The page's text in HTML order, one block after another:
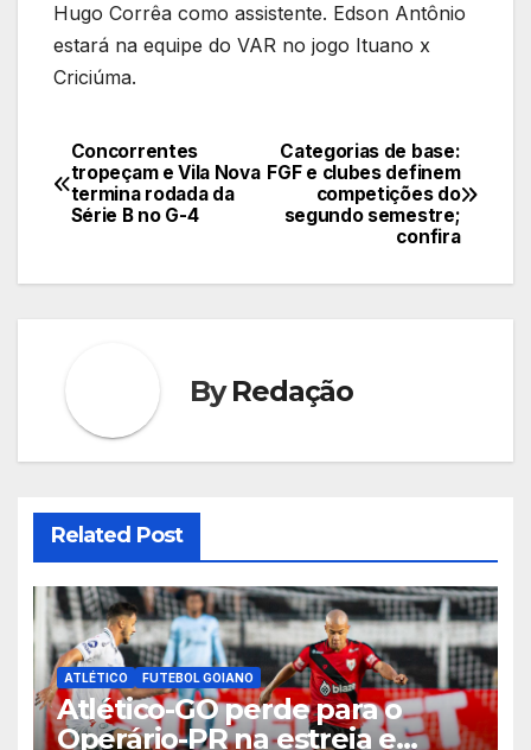
Hugo Corrêa como assistente. Edson Antônio
estará na equipe do VAR no jogo Ituano x
Criciúma.
Navegação
de
Categorias de base:
FGF e clubes definem
competições do
segundo semestre;
confira
Concorrentes
tropeçam e Vila Nova
termina rodada da
Série B no G-4
ByRedação
Related Post
ATLÉTICO FUTEBOL GOIANO
Atlético-GO perde para o
Operário-PR na estreia e